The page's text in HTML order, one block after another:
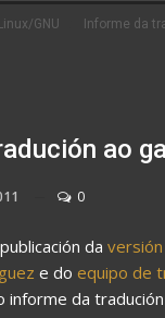
Linux/GNU Informe da
ao
0
da versión
e do equipo de
informe da